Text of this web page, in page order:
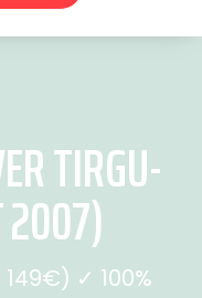
TIRGU-
2007)
✓ 100%